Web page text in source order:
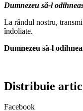
Dumnezeu să-l
La rândul nostru,
îndoliate.
Dumnezeu să-l
Distribuie
Facebook